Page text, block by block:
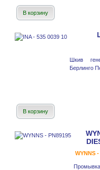
В корзину
Шкив
Берлинго
В корзину
WYNNS
Промывка